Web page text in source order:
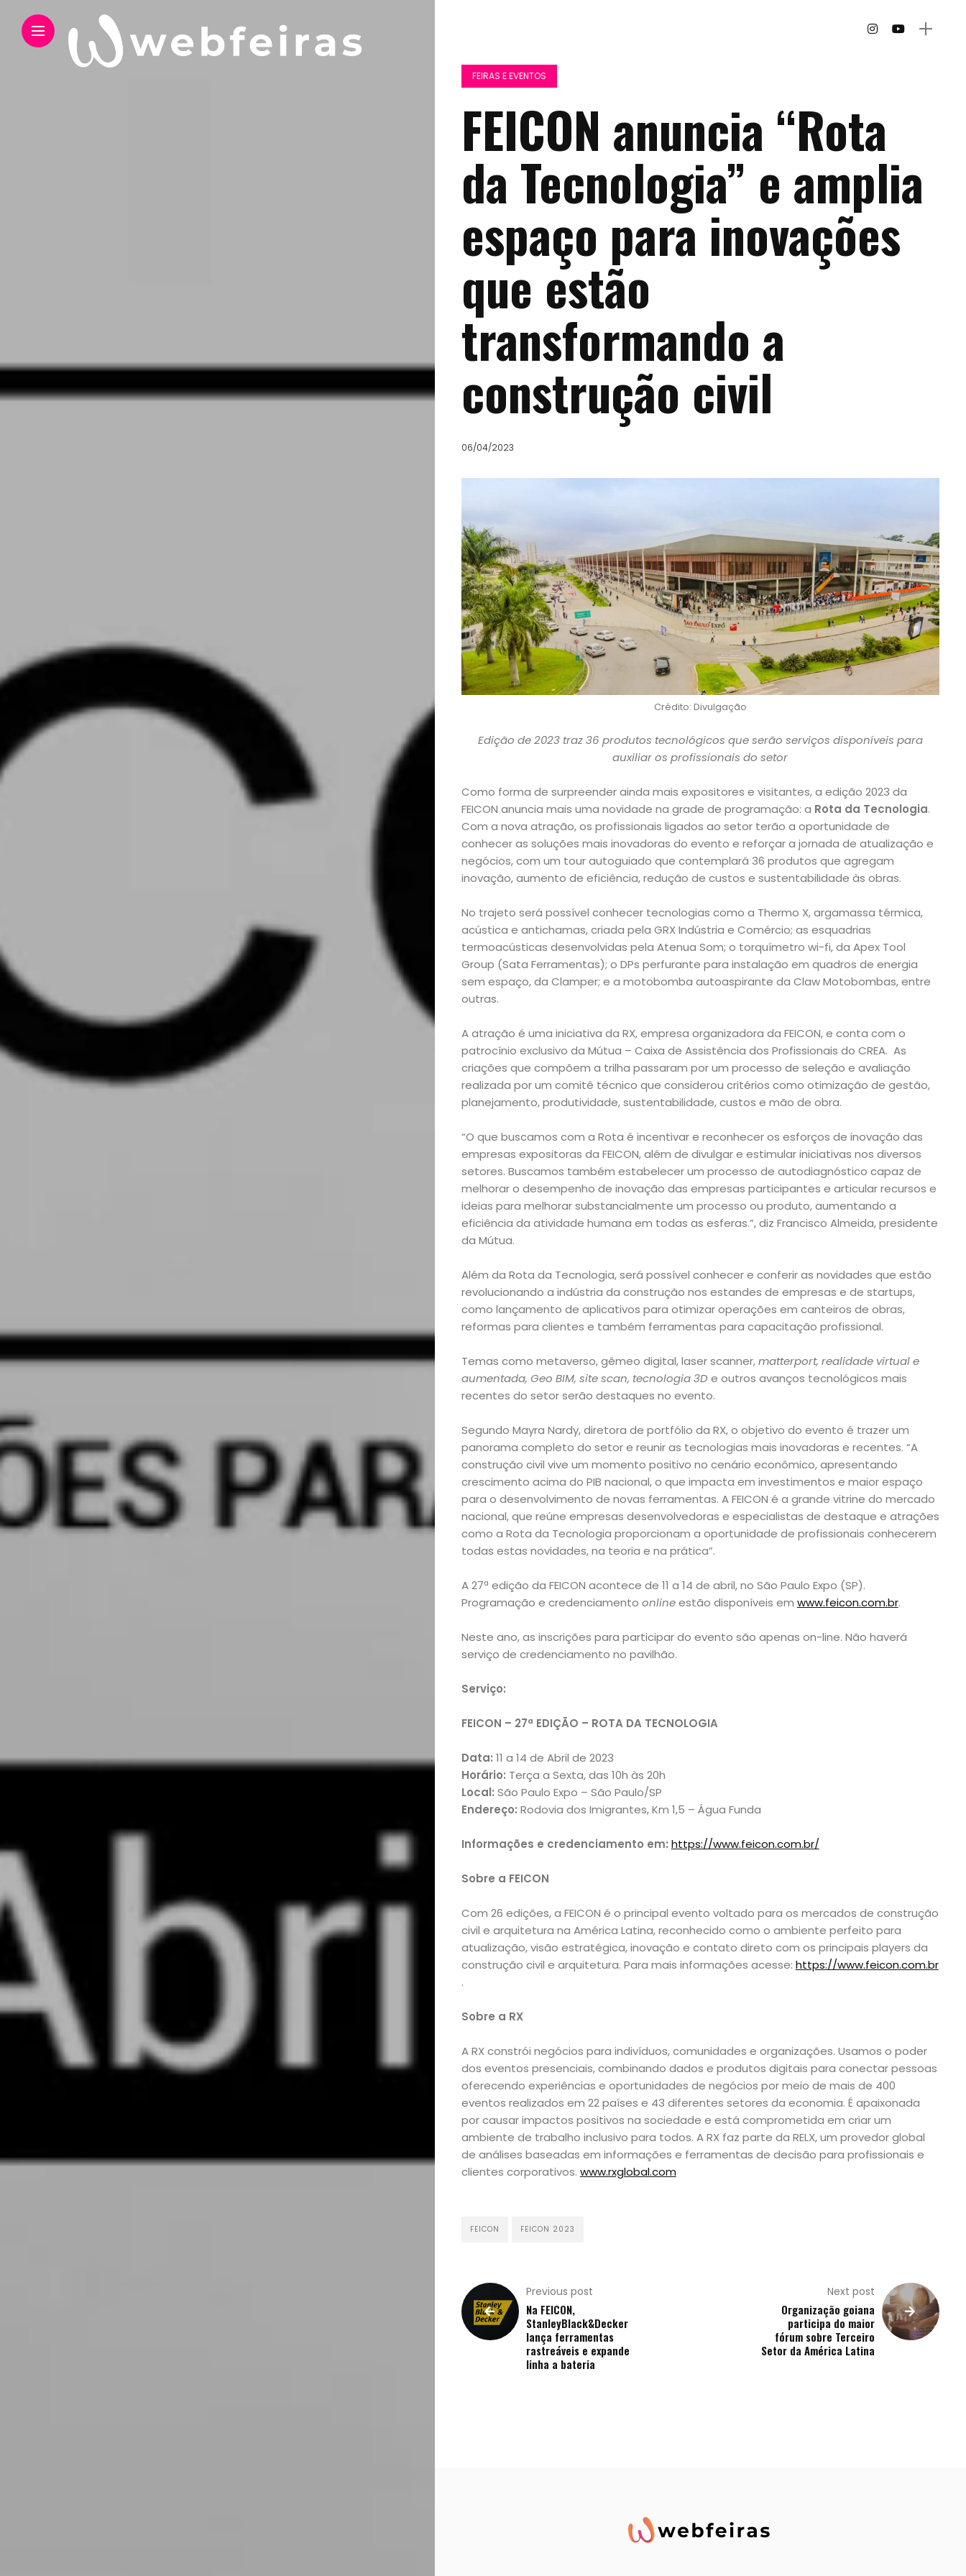
Home
Arte
e
Entretenimento
Empreendedorismo
Feiras
e
Eventos
Gastronomia
Negócios
Notícias
Viagens
e
Turismo
FEIRAS E EVENTOS
FEICON anuncia “Rota
da Tecnologia” e amplia
espaço para inovações
que estão
transformando a
construção civil
06/04/2023
Crédito: Divulgação
Edição de 2023 traz 36 produtos tecnológicos que serão serviços disponíveis para
auxiliar os profissionais do setor
Como forma de surpreender ainda mais expositores e visitantes, a edição 2023 da
FEICON anuncia mais uma novidade na grade de programação: a Rota da Tecnologia.
Com a nova atração, os profissionais ligados ao setor terão a oportunidade de
conhecer as soluções mais inovadoras do evento e reforçar a jornada de atualização e
negócios, com um tour autoguiado que contemplará 36 produtos que agregam
inovação, aumento de eficiência, redução de custos e sustentabilidade às obras.
No trajeto será possível conhecer tecnologias como a Thermo X, argamassa térmica,
acústica e antichamas, criada pela GRX Indústria e Comércio; as esquadrias
termoacústicas desenvolvidas pela Atenua Som; o torquímetro wi-fi, da Apex Tool
Group (Sata Ferramentas); o DPs perfurante para instalação em quadros de energia
sem espaço, da Clamper; e a motobomba autoaspirante da Claw Motobombas, entre
outras.
A atração é uma iniciativa da RX, empresa organizadora da FEICON, e conta com o
patrocínio exclusivo da Mútua – Caixa de Assistência dos Profissionais do CREA. As
criações que compõem a trilha passaram por um processo de seleção e avaliação
realizada por um comitê técnico que considerou critérios como otimização de gestão,
planejamento, produtividade, sustentabilidade, custos e mão de obra.
“O que buscamos com a Rota é incentivar e reconhecer os esforços de inovação das
empresas expositoras da FEICON, além de divulgar e estimular iniciativas nos diversos
setores. Buscamos também estabelecer um processo de autodiagnóstico capaz de
melhorar o desempenho de inovação das empresas participantes e articular recursos e
ideias para melhorar substancialmente um processo ou produto, aumentando a
eficiência da atividade humana em todas as esferas.”, diz Francisco Almeida, presidente
da Mútua.
Além da Rota da Tecnologia, será possível conhecer e conferir as novidades que estão
revolucionando a indústria da construção nos estandes de empresas e de startups,
como lançamento de aplicativos para otimizar operações em canteiros de obras,
reformas para clientes e também ferramentas para capacitação profissional.
Temas como metaverso, gêmeo digital, laser scanner,matterport, realidade virtual e
aumentada, Geo BIM, site scan, tecnologia 3De outros avanços tecnológicos mais
recentes do setor serão destaques no evento.
Segundo Mayra Nardy, diretora de portfólio da RX, o objetivo do evento é trazer um
panorama completo do setor e reunir as tecnologias mais inovadoras e recentes. “A
construção civil vive um momento positivo no cenário econômico, apresentando
crescimento acima do PIB nacional, o que impacta em investimentos e maior espaço
para o desenvolvimento de novas ferramentas. A FEICON é a grande vitrine do mercado
nacional, que reúne empresas desenvolvedoras e especialistas de destaque e atrações
como a Rota da Tecnologia proporcionam a oportunidade de profissionais conhecerem
todas estas novidades, na teoria e na prática”.
A 27ª edição da FEICON acontece de 11 a 14 de abril, no São Paulo Expo (SP).
Programação e credenciamento onlineestão disponíveis em www.feicon.com.br.
Neste ano, as inscrições para participar do evento são apenas on-line. Não haverá
serviço de credenciamento no pavilhão.
Serviço:
FEICON – 27ª EDIÇÃO – ROTA DA TECNOLOGIA
Data: 11 a 14 de Abril de 2023
Horário: Terça a Sexta, das 10h às 20h
Local: São Paulo Expo – São Paulo/SP
Endereço: Rodovia dos Imigrantes, Km 1,5 – Água Funda
Informações e credenciamento em: https://www.feicon.com.br/
Sobre a FEICON
Com 26 edições, a FEICON é o principal evento voltado para os mercados de construção
civil e arquitetura na América Latina, reconhecido como o ambiente perfeito para
atualização, visão estratégica, inovação e contato direto com os principais players da
construção civil e arquitetura. Para mais informações acesse: https://www.feicon.com.br
.
Sobre a RX
A RX constrói negócios para indivíduos, comunidades e organizações. Usamos o poder
dos eventos presenciais, combinando dados e produtos digitais para conectar pessoas
oferecendo experiências e oportunidades de negócios por meio de mais de 400
eventos realizados em 22 países e 43 diferentes setores da economia. É apaixonada
por causar impactos positivos na sociedade e está comprometida em criar um
ambiente de trabalho inclusivo para todos. A RX faz parte da RELX, um provedor global
de análises baseadas em informações e ferramentas de decisão para profissionais e
clientes corporativos. www.rxglobal.com
FEICON FEICON 2023
Previous post
Na FEICON,
StanleyBlack&Decker
lança ferramentas
rastreáveis e expande
linha a bateria
Next post
Organização goiana
participa do maior
fórum sobre Terceiro
Setor da América Latina